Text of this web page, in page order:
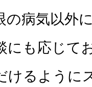
の病気以外
にも応じて
けるように